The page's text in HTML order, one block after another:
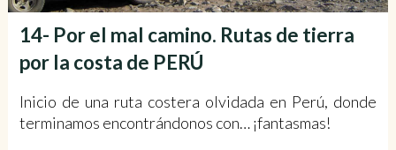
14- Por el mal camino. Rutas de tierra
por la costa de PERÚ
Inicio de una ruta costera olvidada en Perú, donde
terminamos encontrándonos con… ¡fantasmas!